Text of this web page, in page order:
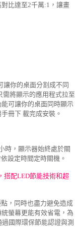
對比達至2千萬:1，讓畫
讓你的桌面分割成不同
需將顯示的應用程式拉至
可讓你的桌面同時顯示
冊下 載完成安裝。
時，顯示器始終處於關
設定時間定時關機。
搭配LED節能技術和超
，同時也盡力避免造成
螢幕更能有效省電，為
國際環保節能認證與測